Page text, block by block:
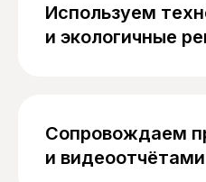
Используем
и экологичные
Сопровождаем
и видеоотчётами